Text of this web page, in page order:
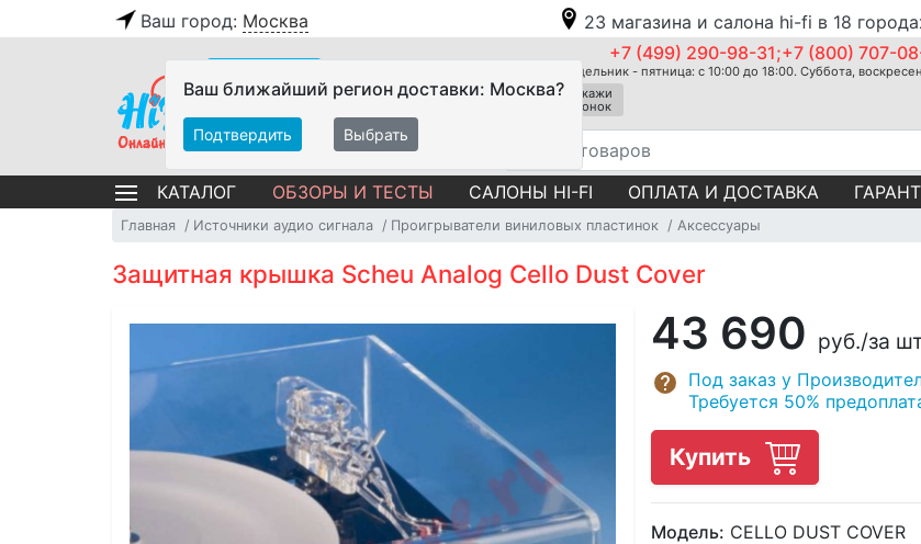
Ваш город: Москва 23 магазина и салона hi-fi в 18
Ваш ближайший регион доставки: Москва?
Подтвердить Выбрать
+7 (499) 290-98-31;+7 (800) 707-
Понедельник - пятница: с 10:00 до 18:00. Суббота,
Закажи
звонок
КАТАЛОГ ОБЗОРЫ И ТЕСТЫ САЛОНЫ HI-FI ОПЛАТА И ДОСТАВКА
Главная Источники аудио сигнала Проигрыватели виниловых пластинок Аксессуары
Защитная крышка Scheu Analog Cello Dust Cover
43 690 руб./за
Под заказ у
Требуется 50%
Купить
Модель: CELLO DUST COVER